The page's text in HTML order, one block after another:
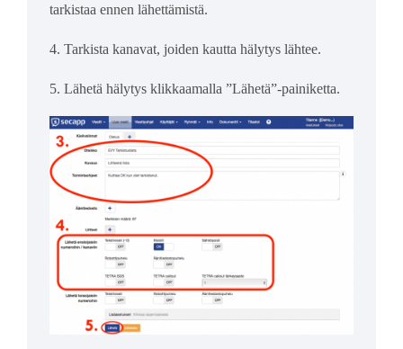
tarkistaa ennen lähettämistä.
4. Tarkista kanavat, joiden kautta hälytys lähtee.
5. Lähetä hälytys klikkaamalla ”Lähetä”-painiketta.